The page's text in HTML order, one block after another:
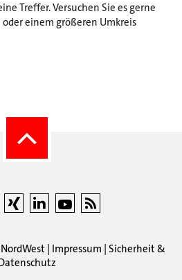
Treffer. Versuchen Sie es gerne
einem größeren Umkreis
| Impressum | Sicherheit &